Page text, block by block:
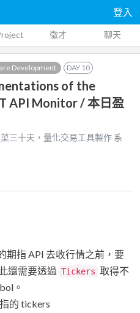
登入
徵才 聊天
Development DAY 10
of the
API Monitor / 本日盈
三十天，量化交易工具製作 系
期指 API 去收行情之前，要
還需要透過 Tickers 取得不
。
的 tickers